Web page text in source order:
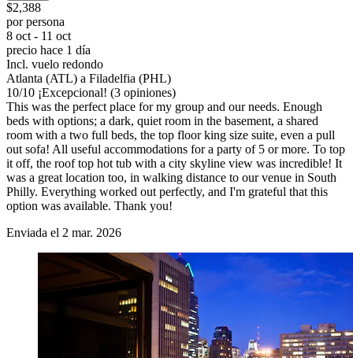
$2,388
por persona
8 oct - 11 oct
precio hace 1 día
Incl. vuelo redondo
Atlanta (ATL) a Filadelfia (PHL)
10/10 ¡Excepcional! (3 opiniones)
This was the perfect place for my group and our needs. Enough
beds with options; a dark, quiet room in the basement, a shared
room with a two full beds, the top floor king size suite, even a pull
out sofa! All useful accommodations for a party of 5 or more. To top
it off, the roof top hot tub with a city skyline view was incredible! It
was a great location too, in walking distance to our venue in South
Philly. Everything worked out perfectly, and I'm grateful that this
option was available. Thank you!
Enviada el 2 mar. 2026